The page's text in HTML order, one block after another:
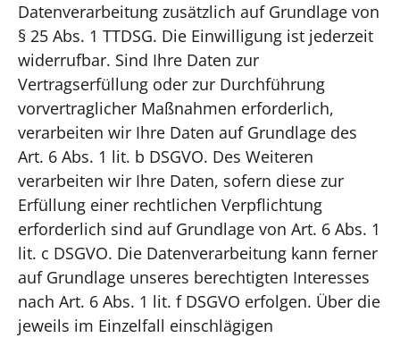
Datenverarbeitung zusätzlich auf Grundlage von
§ 25 Abs. 1 TTDSG. Die Einwilligung ist jederzeit
widerrufbar. Sind Ihre Daten zur
Vertragserfüllung oder zur Durchführung
vorvertraglicher Maßnahmen erforderlich,
verarbeiten wir Ihre Daten auf Grundlage des
Art. 6 Abs. 1 lit. b DSGVO. Des Weiteren
verarbeiten wir Ihre Daten, sofern diese zur
Erfüllung einer rechtlichen Verpflichtung
erforderlich sind auf Grundlage von Art. 6 Abs. 1
lit. c DSGVO. Die Datenverarbeitung kann ferner
auf Grundlage unseres berechtigten Interesses
nach Art. 6 Abs. 1 lit. f DSGVO erfolgen. Über die
jeweils im Einzelfall einschlägigen